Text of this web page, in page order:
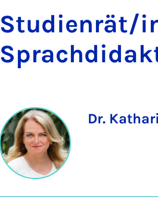
Stu­di­en­rät/
Dr.